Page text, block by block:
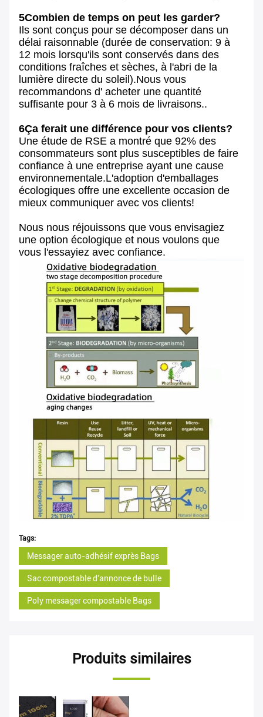
5Combien de temps on peut les garder?
Ils sont conçus pour se décomposer dans un
délai raisonnable (durée de conservation: 9 à
12 mois lorsqu'ils sont conservés dans des
conditions fraîches et sèches, à l'abri de la
lumière directe du soleil).Nous vous
recommandons d' acheter une quantité
suffisante pour 3 à 6 mois de livraisons..
6Ça ferait une différence pour vos clients?
Une étude de RSE a montré que 92% des
consommateurs sont plus susceptibles de faire
confiance à une entreprise ayant une cause
environnementale.L'adoption d'emballages
écologiques offre une excellente occasion de
mieux communiquer avec vos clients!
Nous nous réjouissons que vous envisagiez
une option écologique et nous voulons que
vous l'essayiez avec confiance.
Tags:
Messager auto-adhésif exprès Bags
Sac compostable d'annonce de bulle
Poly messager compostable Bags
Produits similaires